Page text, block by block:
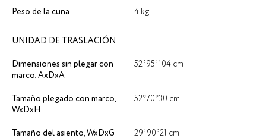
Peso de la cuna 4 kg
UNIDAD DE TRASLACIÓN
Dimensiones sin plegar con
marco, AxDxA
52*95*104 cm
Tamaño plegado con marco,
WxDxH
52*70*30 cm
Tamaño del asiento, WxDxG 29*90*21 cm